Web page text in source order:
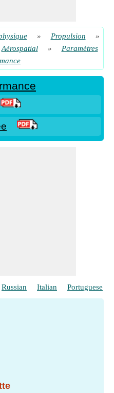
» Propulsion
»
Aérospatial »
Paramètres
Russian Italian Portuguese